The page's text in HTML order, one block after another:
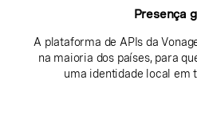
Presença
A plataforma de APIs da
na maioria dos países, para
uma identidade local em